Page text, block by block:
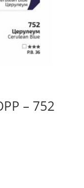
– 752